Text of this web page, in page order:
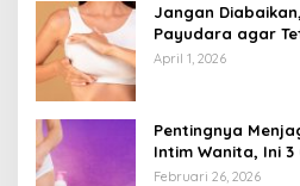
Jangan
Payudara agar
dari Risiko Penyakit
April 1, 2026
Pentingnya
Intim Wanita, Ini
Tetap Bersih
Februari 26, 2026